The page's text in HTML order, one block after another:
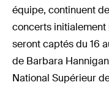
équipe, continuent
concerts
seront captés du 16
de Barbara
National Supérieur